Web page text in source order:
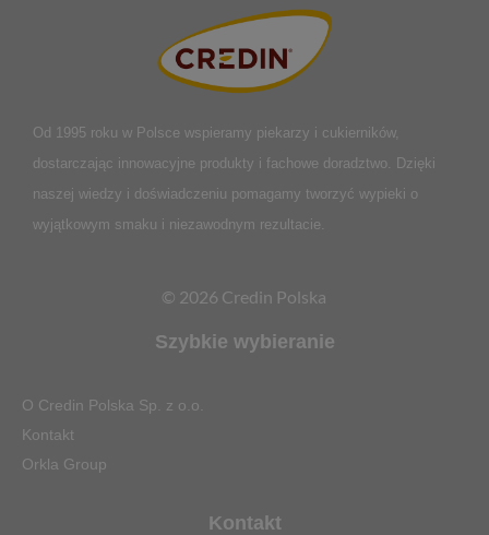
Od 1995 roku w Polsce wspieramy piekarzy i cukierników,
dostarczając innowacyjne produkty i fachowe doradztwo. Dzięki
naszej wiedzy i doświadczeniu pomagamy tworzyć wypieki o
wyjątkowym smaku i niezawodnym rezultacie.
© 2026 Credin Polska
Szybkie wybieranie
O Credin Polska Sp. z o.o.
Kontakt
Orkla Group
Kontakt